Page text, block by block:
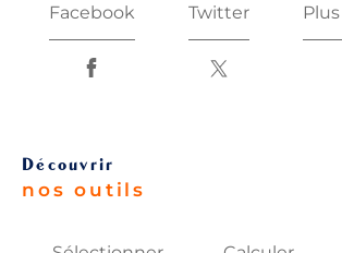
Facebook Twitter
découvrir
nos outils